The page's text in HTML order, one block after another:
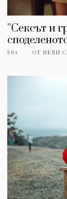
''Сексът и
30+ ОТ НЕЛИ
КАТЕГОРИИ
Wine&Dine
Подкасти
Мода
Dialogue
Изкуство